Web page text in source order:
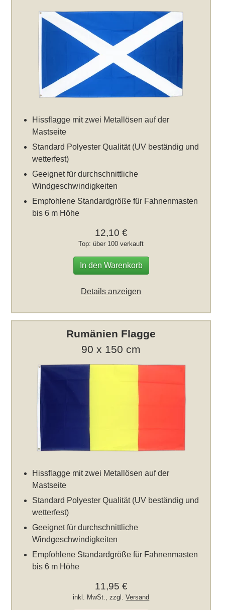
Hissflagge mit zwei Metallösen auf der
Mastseite
Standard Polyester Qualität (UV beständig und
wetterfest)
Geeignet für durchschnittliche
Windgeschwindigkeiten
Empfohlene Standardgröße für Fahnenmasten
bis 6 m Höhe
12,10 €
Top: über 100 verkauft
In den Warenkorb
Details anzeigen
Rumänien Flagge
90 x 150 cm
Hissflagge mit zwei Metallösen auf der
Mastseite
Standard Polyester Qualität (UV beständig und
wetterfest)
Geeignet für durchschnittliche
Windgeschwindigkeiten
Empfohlene Standardgröße für Fahnenmasten
bis 6 m Höhe
11,95 €
inkl. MwSt., zzgl.Versand